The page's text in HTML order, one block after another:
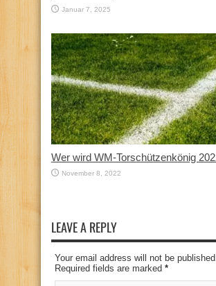
Januar 7, 2025
Wer wird WM-Torschützenkönig
November 8, 2022
LEAVE A REPLY
Your email address will not be published.
Required fields are marked *